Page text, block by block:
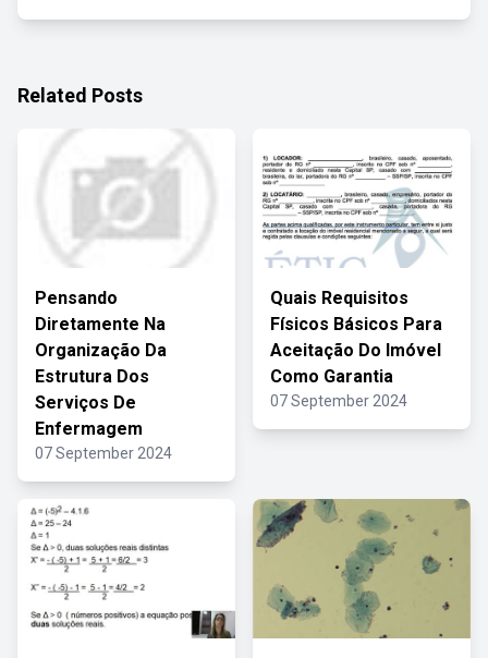
Related Posts
Pensando
Diretamente Na
Organização Da
Estrutura Dos
Serviços De
Enfermagem
07 September 2024
Quais Requisitos
Físicos Básicos Para
Aceitação Do Imóvel
Como Garantia
07 September 2024